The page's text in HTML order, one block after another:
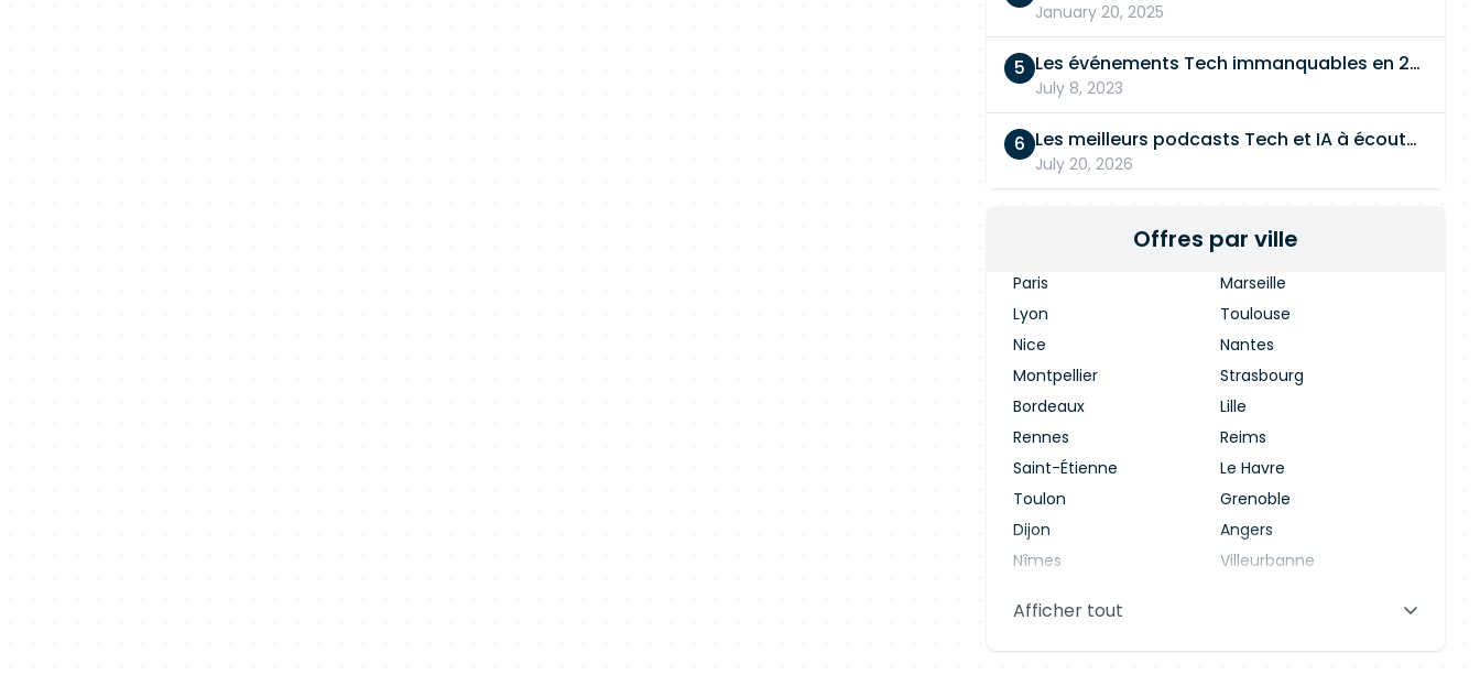
January 20, 2025
Les événements Tech immanquables en 2026
July 8, 2023
Les meilleurs podcasts Tech et IA à écouter en 2026
July 20, 2026
Offres par ville
Paris
Marseille
Lyon
Toulouse
Nice
Nantes
Montpellier
Strasbourg
Bordeaux
Lille
Rennes
Reims
Saint-Étienne
Le Havre
Toulon
Grenoble
Dijon
Angers
Nîmes
Villeurbanne
Aix-en-Provence
Afficher tout